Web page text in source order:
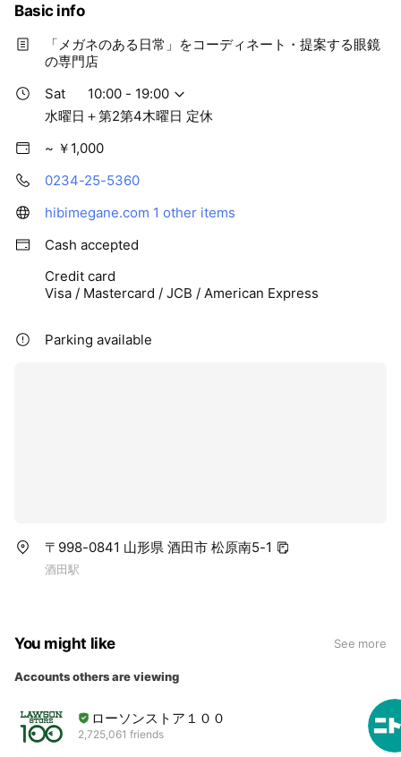
Basic info
「メガネのある日常」をコーディネート・提案する眼鏡
の専門店
Sat
10:00 - 19:00
水曜日＋第2第4木曜日 定休
~ ￥1,000
0234-25-5360
hibimegane.com 1 other items
Cash accepted
Credit card
Visa / Mastercard / JCB / American Express
Parking available
〒998-0841 山形県 酒田市 松原南5-1
酒田駅
You might like See more
Accounts others are viewing
ローソンストア１００
2,725,061 friends